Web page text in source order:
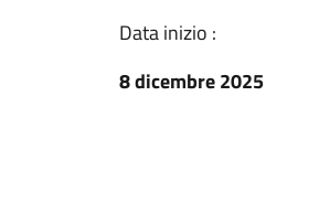
Data inizio :
8 dicembre 2025